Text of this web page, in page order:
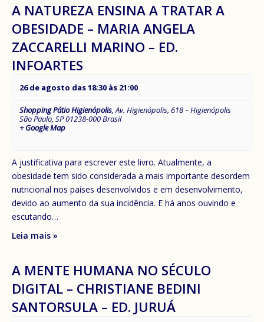
A NATUREZA ENSINA A TRATAR A
OBESIDADE – MARIA ANGELA
ZACCARELLI MARINO – ED.
INFOARTES
26 de agosto das 18:30 às 21:00
Shopping Pátio Higienópolis,Av. Higienópolis, 618 – Higienópolis
São Paulo, SP01238-000Brasil
+ Google Map
A justificativa para escrever este livro. Atualmente, a
obesidade tem sido considerada a mais importante desordem
nutricional nos países desenvolvidos e em desenvolvimento,
devido ao aumento da sua incidência. E há anos ouvindo e
escutando…
Leia mais »
A MENTE HUMANA NO SÉCULO
DIGITAL – CHRISTIANE BEDINI
SANTORSULA – ED. JURUÁ